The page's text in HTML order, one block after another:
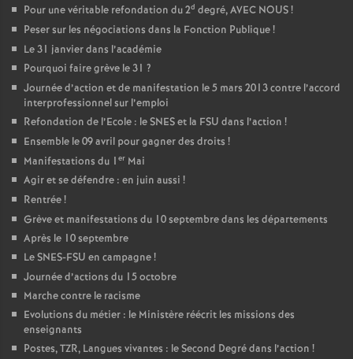
Pour une véritable refondation du 2d degré, AVEC NOUS!
Peser sur les négociations dans la Fonction Publique!
Le 31 janvier dans l’académie
Pourquoi faire grève le 31 ?
Journée d’action et de manifestation le 5 mars 2013 contre l’accord
interprofessionnel sur l’emploi
Refondation de l’Ecole : le SNES et la FSU dans l’action !
Ensemble le 09 avril pour gagner des droits !
Manifestations du 1 er Mai
Agir et se défendre : en juin aussi !
Rentrée!
Grève et manifestations du 10 septembre dans les départements
Après le 10 septembre
Le SNES-FSU en campagne!
Journée d’actions du 15 octobre
Marche contre le racisme
Evolutions du métier : le Ministère réécrit les missions des
enseignants
Postes, TZR, Langues vivantes : le Second Degré dans l’action !